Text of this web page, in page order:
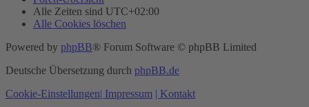
Alle Zeiten sind UTC+02:00
Alle Cookies löschen
Powered by phpBB® Forum Software © phpBB Limited
Deutsche Übersetzung durch phpBB.de
Cookie-Einstellungen| Impressum | Kontakt